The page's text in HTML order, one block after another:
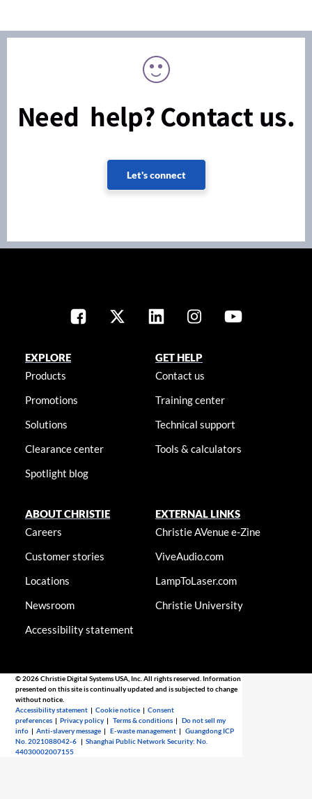
Need help? Contact us.
Let's connect
EXPLORE
Products
Promotions
Solutions
Clearance center
Spotlight blog
GET HELP
Contact us
Training center
Technical support
Tools & calculators
ABOUT CHRISTIE
Careers
Customer stories
Locations
Newsroom
Accessibility statement
EXTERNAL LINKS
Christie AVenue e-Zine
ViveAudio.com
LampToLaser.com
Christie University
© 2026 Christie Digital Systems USA, Inc. All rights reserved. Information
presented on this site is continually updated and is subjected to change
without notice.
Accessibility statement |Cookie notice |Consent
preferences |Privacy policy |Terms & conditions |Do not sell my
info |Anti-slavery message |E-waste management |Guangdong ICP
No. 2021088042-6 |Shanghai Public Network Security: No.
44030002007155